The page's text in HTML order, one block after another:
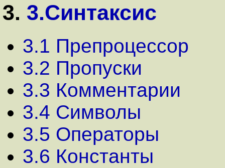
3. 3.Синтаксис
3.1 Препроцессор
3.2 Пропуски
3.3 Комментарии
3.4 Символы
3.5 Операторы
3.6 Константы